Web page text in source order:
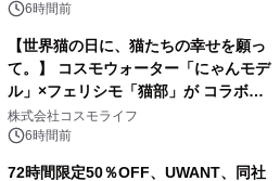
6時間前
【世界猫の日に、猫たちの幸せを願っ
て。】 コスモウォーター「にゃんモデ
ル」×フェリシモ「猫部」が コラボキ
ャンペーンを実施
株式会社コスモライフ
6時間前
72時間限定50％OFF、UWANT、同社